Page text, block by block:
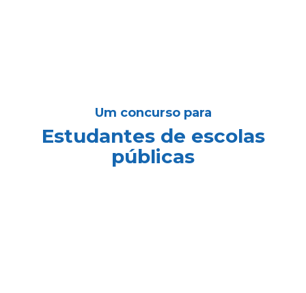
Um concurso para
Estudantes de escolas
públicas